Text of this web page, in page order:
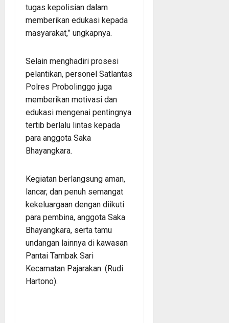
tugas kepolisian dalam
memberikan edukasi kepada
masyarakat,” ungkapnya.
Selain menghadiri prosesi
pelantikan, personel Satlantas
Polres Probolinggo juga
memberikan motivasi dan
edukasi mengenai pentingnya
tertib berlalu lintas kepada
para anggota Saka
Bhayangkara.
Kegiatan berlangsung aman,
lancar, dan penuh semangat
kekeluargaan dengan diikuti
para pembina, anggota Saka
Bhayangkara, serta tamu
undangan lainnya di kawasan
Pantai Tambak Sari
Kecamatan Pajarakan. (Rudi
Hartono).